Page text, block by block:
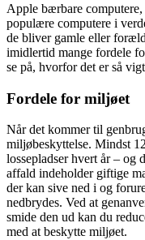
Apple bærbare
populære computere i
de bliver gamle eller
imidlertid mange fordele
se på, hvorfor det er så
Fordele for miljøet
Når det kommer til
miljøbeskyttelse. Mindst
lossepladser hvert år – og
affald indeholder giftige
der kan sive ned i og
nedbrydes. Ved at
smide den ud kan du
med at beskytte miljøet.